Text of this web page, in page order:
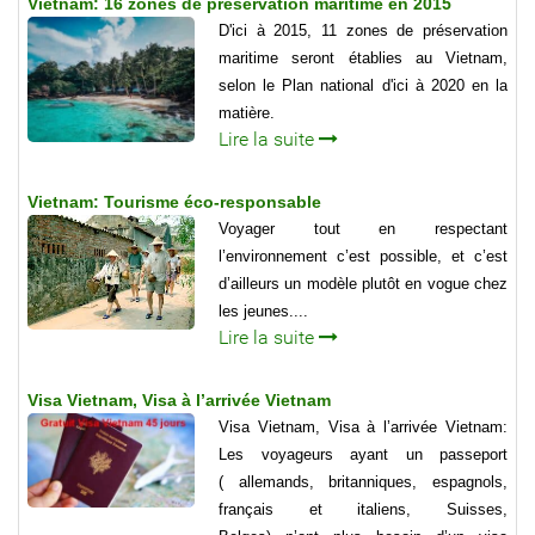
Vietnam: 16 zones de préservation maritime en 2015
D'ici à 2015, 11 zones de préservation
maritime seront établies au Vietnam,
selon le Plan national d'ici à 2020 en la
matière.
Lire la suite
Vietnam: Tourisme éco-responsable
Voyager tout en respectant
l’environnement c’est possible, et c’est
d’ailleurs un modèle plutôt en vogue chez
les jeunes....
Lire la suite
Visa Vietnam, Visa à l’arrivée Vietnam
Visa Vietnam, Visa à l’arrivée Vietnam:
Les voyageurs ayant un passeport
( allemands, britanniques, espagnols,
français et italiens, Suisses,